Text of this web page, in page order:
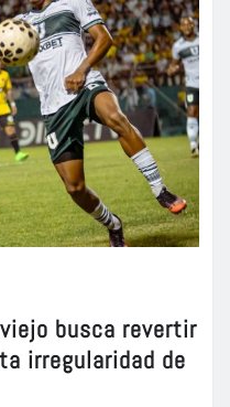
busca revertir
irregularidad de